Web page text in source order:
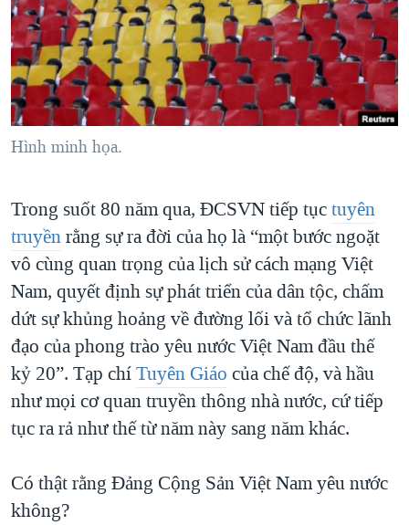
"Tìm"NGƯỜI VIỆT HẢI NGOẠI
ĐỜI SỐNG
KINH TẾ
KHOA HỌC
SỨC KHOẺ
THỂ THAO
GIÁO DỤC
TẠI
HÀNH TRÌNH BẦU CỬ 2024
MỘT NĂM CHIẾN TRANH TẠI DẢI GAZA
GIẢI MÃ VÀNH ĐAI & CON ĐƯỜNG
GROUND ZERO – XƯA VÀ NAY
CHI PHÍ CHIẾN TRANH AFGHANISTAN
CÁC GIÁ TRỊ CỘNG HÒA Ở VIỆT NAM
THƯỢNG ĐỈNH TRUMP-KIM TẠI VIỆT NAM
TRỊNH VĨNH BÌNH VS. CHÍNH PHỦ VIỆT NAM
NGƯ DÂN VIỆT VÀ LÀN SÓNG TRỘM HẢI SÂM
BÊN KIA QUỐC LỘ: TIẾNG VỌNG TỪ NÔNG THÔN MỸ
QUAN HỆ VIỆT MỸ
VIDEO
NGHE
MẠNG XÃ HỘI
Hình minh họa.
Trong suốt 80 năm qua, ĐCSVN tiếp tụctuyên
truyềnrằng sự ra đời của họ là “một bước ngoặt
vô cùng quan trọng của lịch sử cách mạng Việt
Nam, quyết định sự phát triển của dân tộc, chấm
dứt sự khủng hoảng về đường lối và tổ chức lãnh
đạo của phong trào yêu nước Việt Nam đầu thế
kỷ 20”. Tạp chíTuyên Giáo của chế độ, và hầu
như mọi cơ quan truyền thông nhà nước, cứ tiếp
tục ra rả như thế từ năm này sang năm khác.
Có thật rằng Đảng Cộng Sản Việt Nam yêu nước
không?